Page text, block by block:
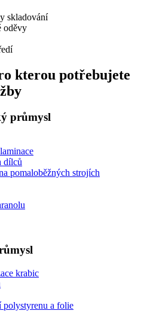
skladování
oděvy
kterou potřebujete
průmysl
dílců
pomaloběžných strojích
krabic
a folie